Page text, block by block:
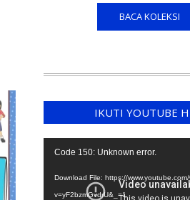
BACA KOLEKSI
IKUTI YOUTUBE
Video
Code 150: Unknown error.
Download File: https://
v=yF2bzmGvdrU&_=1